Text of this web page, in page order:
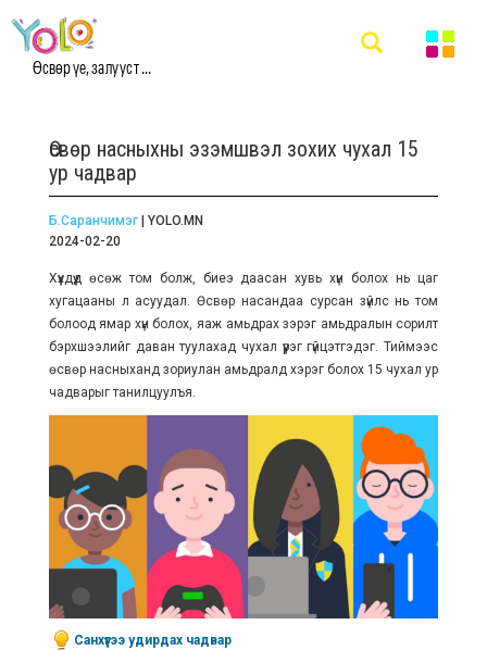
Өсвөр үе, залууст ...
Өсвөр насныхны эзэмшвэл зохих чухал 15
ур чадвар
Б.Саранчимэг| YOLO.MN
2024-02-20
Хүүхдүүд өсөж том болж, биеэ даасан хувь хүн болох нь цаг
хугацааны л асуудал. Өсвөр насандаа сурсан зүйлс нь том
болоод ямар хүн болох, яаж амьдрах зэрэг амьдралын сорилт
бэрхшээлийг даван туулахад чухал үүрэг гүйцэтгэдэг. Тиймээс
өсвөр насныханд зориулан амьдралд хэрэг болох 15 чухал ур
чадварыг танилцуулъя.
Санхүүгээ удирдах чадвар